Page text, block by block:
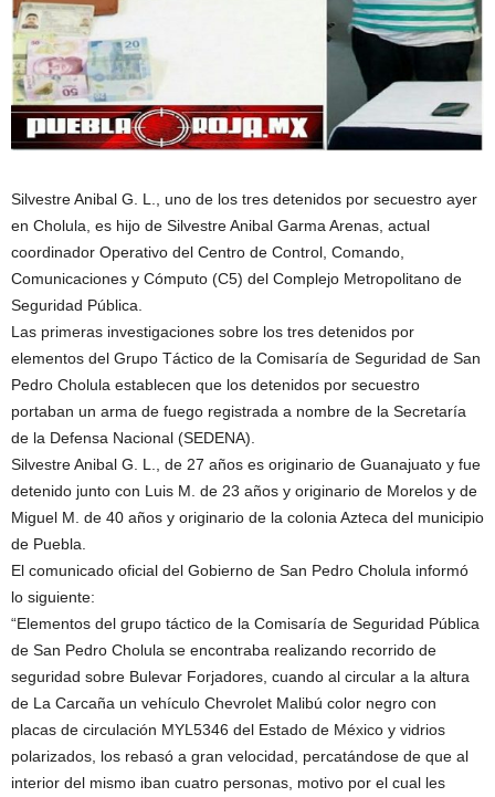
Silvestre Anibal G. L., uno de los tres detenidos por secuestro ayer
en Cholula, es hijo de Silvestre Anibal Garma Arenas, actual
coordinador Operativo del Centro de Control, Comando,
Comunicaciones y Cómputo (C5) del Complejo Metropolitano de
Seguridad Pública.
Las primeras investigaciones sobre los tres detenidos por
elementos del Grupo Táctico de la Comisaría de Seguridad de San
Pedro Cholula establecen que los detenidos por secuestro
portaban un arma de fuego registrada a nombre de la Secretaría
de la Defensa Nacional (SEDENA).
Silvestre Anibal G. L., de 27 años es originario de Guanajuato y fue
detenido junto con Luis M. de 23 años y originario de Morelos y de
Miguel M. de 40 años y originario de la colonia Azteca del municipio
de Puebla.
El comunicado oficial del Gobierno de San Pedro Cholula informó
lo siguiente:
“Elementos del grupo táctico de la Comisaría de Seguridad Pública
de San Pedro Cholula se encontraba realizando recorrido de
seguridad sobre Bulevar Forjadores, cuando al circular a la altura
de La Carcaña un vehículo Chevrolet Malibú color negro con
placas de circulación MYL5346 del Estado de México y vidrios
polarizados, los rebasó a gran velocidad, percatándose de que al
interior del mismo iban cuatro personas, motivo por el cual les